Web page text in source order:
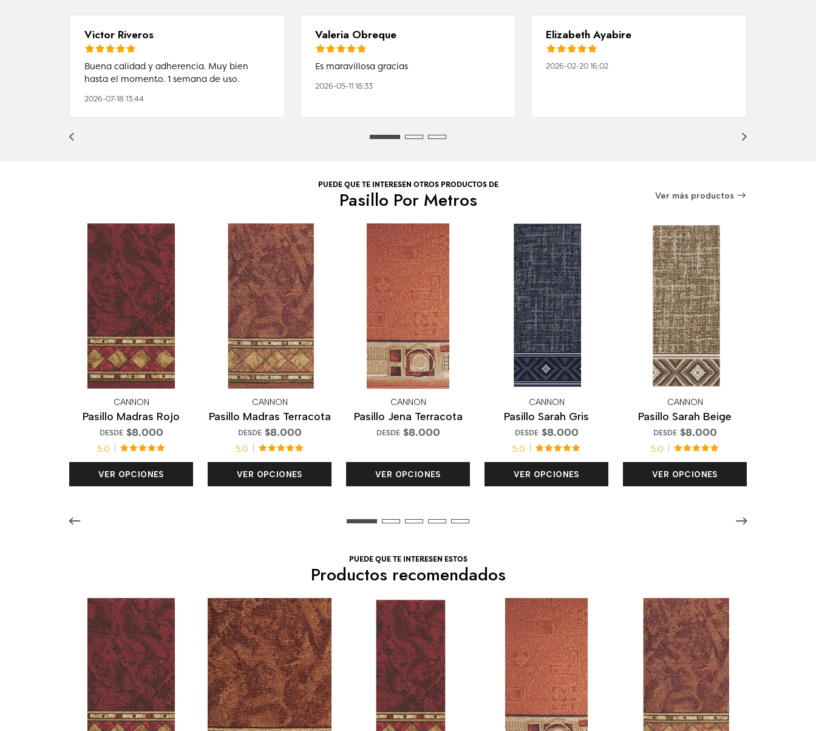
Victor Riveros
Buena calidad y adherencia. Muy bien
hasta el momento. 1 semana de uso.
2026-07-18 13:44
Valeria Obreque
Es maravillosa gracias
2026-05-11 18:33
Elizabeth Ayabire
2026-02-20 16:02
PUEDE QUE TE INTERESEN OTROS PRODUCTOS DE
Pasillo Por Metros Ver más productos
CANNON
Pasillo Madras Rojo
DESDE $8.000
5.0
VER OPCIONES
CANNON
Pasillo Madras Terracota
DESDE $8.000
5.0
VER OPCIONES
CANNON
Pasillo Jena Terracota
DESDE $8.000
VER OPCIONES
CANNON
Pasillo Sarah Gris
DESDE $8.000
5.0
VER OPCIONES
CANNON
Pasillo Sarah Beige
DESDE $8.000
5.0
VER OPCIONES
PUEDE QUE TE INTERESEN ESTOS
Productos recomendados